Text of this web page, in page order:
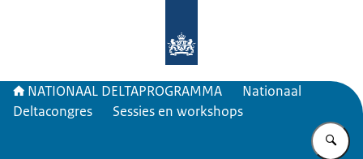
NATIONAAL DELTAPROGRAMMA
Nationaal
Deltacongres
Sessies en workshops